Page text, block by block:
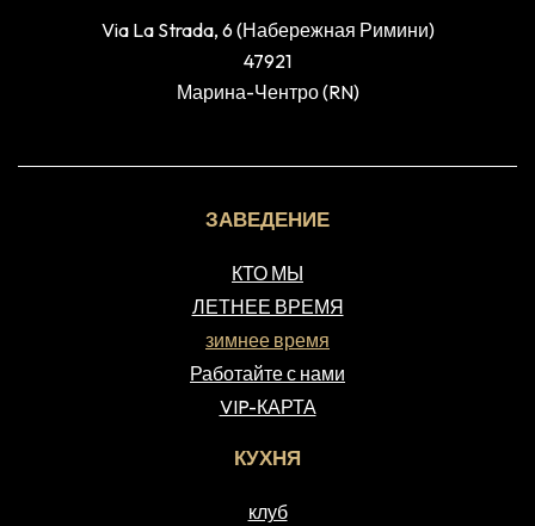
Via La Strada, 6 (Набережная Римини)
47921
Марина-Чентро (RN)
ЗАВЕДЕНИЕ
КТО МЫ
ЛЕТНЕЕ ВРЕМЯ
зимнее время
Работайте с нами
VIP-КАРТА
КУХНЯ
клуб